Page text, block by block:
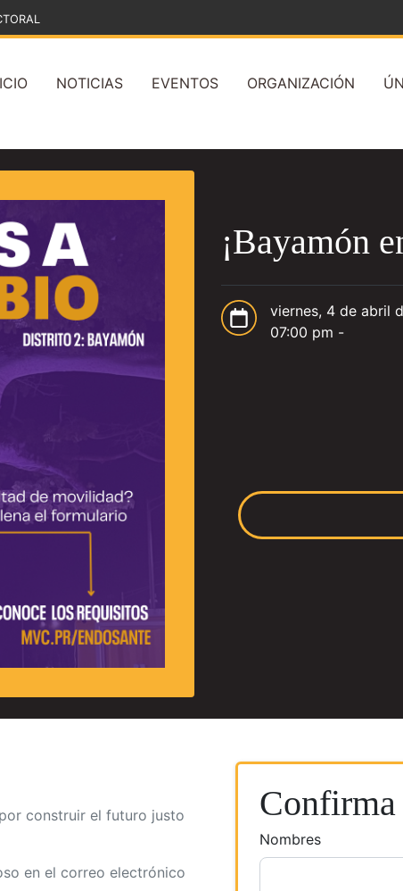
NOTICIAS EVENTOS ORGANIZACIÓN
¡Bayamón
viernes, 4 de abril
07:00 pm -
construir el futuro justo
en el correo electrónico
Nombres